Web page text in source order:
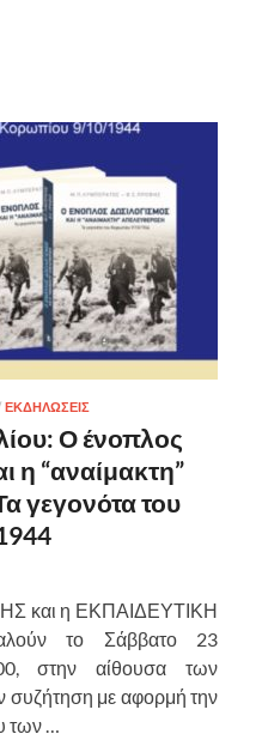
ΕΚΔΗΛΩΣΕΙΣ
Ο ένοπλος
η “αναίμακτη”
γεγονότα του
και η ΕΚΠΑΙΔΕΥΤΙΚΗ
το Σάββατο 23
στην αίθουσα των
συζήτηση με αφορμή την
των …